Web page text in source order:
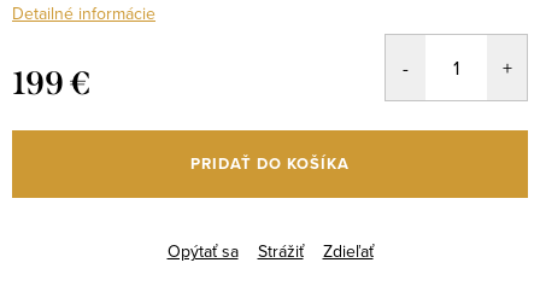
Detailné informácie
199 €
cena:
PRIDAŤ DO KOŠÍKA
Opýtať sa Strážiť Zdieľať